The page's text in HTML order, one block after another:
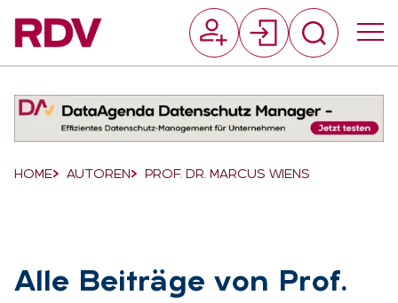
Breadcrumb-Navigation
HOME AUTOREN PROF. DR. MARCUS WIENS
Alle Bei­trä­ge von Prof.